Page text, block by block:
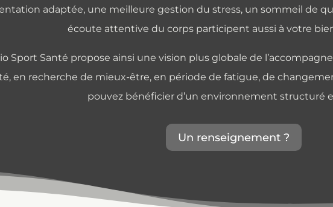
adaptée, une meilleure gestion du stress, un sommeil de
écoute attentive du corps participent aussi à votre
Sport Santé propose ainsi une vision plus globale de
en recherche de mieux-être, en période de fatigue, de
pouvez bénéficier d’un environnement structuré
Un renseignement ?